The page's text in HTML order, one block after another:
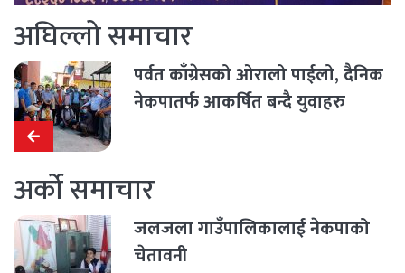
अघिल्लो समाचार
पर्वत काँग्रेसको ओरालो पाईलो, दैनिक
नेकपातर्फ आकर्षित बन्दै युवाहरु
अर्को समाचार
जलजला गाउँपालिकालाई नेकपाको
चेतावनी